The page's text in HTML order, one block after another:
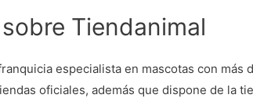
Tiendanimal
especialista en mascotas con más
oficiales, además que dispone de la